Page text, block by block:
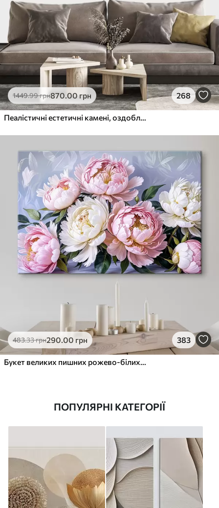
1449.99грн870.00 грн 268
Пеалістичні естетичні камені, оздоблення будинку, природне освітлення
483.33грн290.00 грн 383
Букет великих пишних рожево-білих квітів півонії із зеленим листям на м’якому розмитому фоні
ПОПУЛЯРНІ КАТЕГОРІЇ